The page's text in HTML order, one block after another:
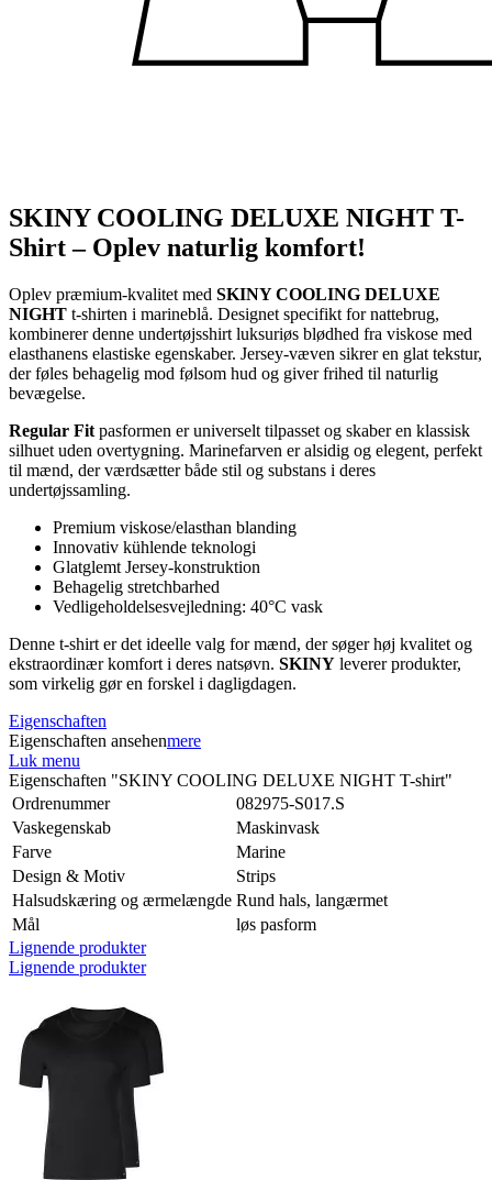
SKINY COOLING DELUXE NIGHT T-
Shirt – Oplev naturlig komfort!
Oplev præmium-kvalitet med SKINY COOLING DELUXE
NIGHT t-shirten i marineblå. Designet specifikt for nattebrug,
kombinerer denne undertøjsshirt luksuriøs blødhed fra viskose med
elasthanens elastiske egenskaber. Jersey-væven sikrer en glat tekstur,
der føles behagelig mod følsom hud og giver frihed til naturlig
bevægelse.
Regular Fit pasformen er universelt tilpasset og skaber en klassisk
silhuet uden overtygning. Marinefarven er alsidig og elegent, perfekt
til mænd, der værdsætter både stil og substans i deres
undertøjssamling.
Premium viskose/elasthan blanding
Innovativ kühlende teknologi
Glatglemt Jersey-konstruktion
Behagelig stretchbarhed
Vedligeholdelsesvejledning: 40°C vask
Denne t-shirt er det ideelle valg for mænd, der søger høj kvalitet og
ekstraordinær komfort i deres natsøvn. SKINY leverer produkter,
som virkelig gør en forskel i dagligdagen.
Eigenschaften
Eigenschaften ansehenmere
Luk menu
Eigenschaften "SKINY COOLING DELUXE NIGHT T-shirt"
Ordrenummer
082975-S017.S
Vaskegenskab
Maskinvask
Farve
Marine
Design & Motiv
Strips
Halsudskæring og ærmelængde Rund hals, langærmet
Mål
løs pasform
Lignende produkter
Lignende produkter